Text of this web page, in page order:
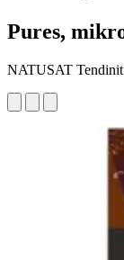
Pures,
NATUSAT